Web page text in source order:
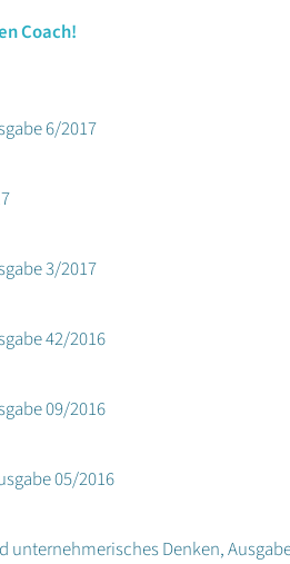
Coach!
6/2017
3/2017
42/2016
09/2016
05/2016
Denken,